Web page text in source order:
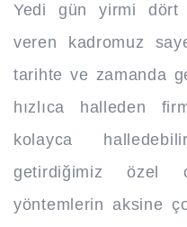
Yedi gün yirmi dört
veren kadromuz
tarihte ve zamanda
hızlıca halleden
kolayca
getirdiğimiz özel
yöntemlerin aksine